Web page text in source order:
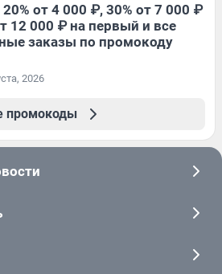
от 4 000 ₽, 30% от 7 000 ₽
12 000 ₽ на первый и все
заказы по промокоду
2026
промокоды